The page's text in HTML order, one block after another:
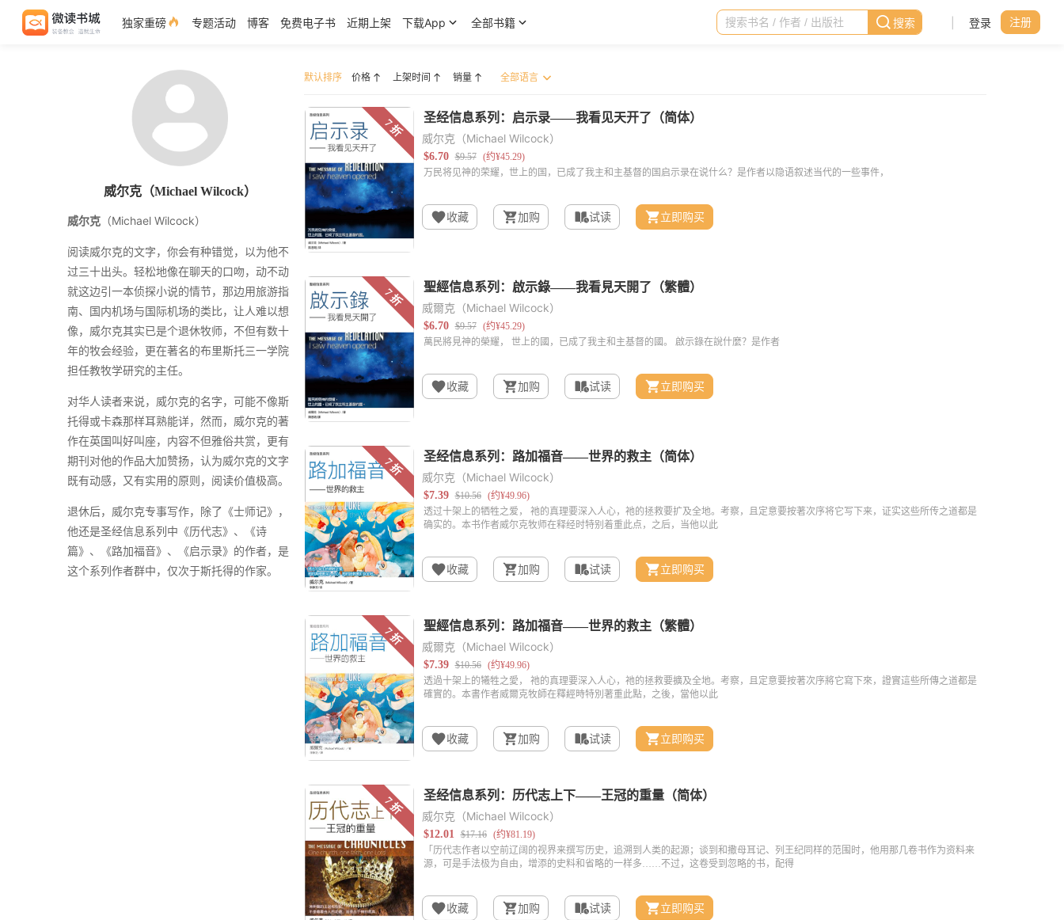
独家重磅 专题活动 博客 免费电子书 近期上架 下载App 全部书籍 登录 注册
威尔克（Michael Wilcock）
威尔克（Michael Wilcock）
阅读威尔克的文字，你会有种错觉，以为他不
过三十出头。轻松地像在聊天的口吻，动不动
就这边引一本侦探小说的情节，那边用旅游指
南、国内机场与国际机场的类比，让人难以想
像，威尔克其实已是个退休牧师，不但有数十
年的牧会经验，更在著名的布里斯托三一学院
担任教牧学研究的主任。
对华人读者来说，威尔克的名字，可能不像斯
托得或卡森那样耳熟能详，然而，威尔克的著
作在英国叫好叫座，内容不但雅俗共赏，更有
期刊对他的作品大加赞扬，认为威尔克的文字
既有动感，又有实用的原则，阅读价值极高。
退休后，威尔克专事写作，除了《士师记》，
他还是圣经信息系列中《历代志》、《诗
篇》、《路加福音》、《启示录》的作者，是
这个系列作者群中，仅次于斯托得的作家。
默认排序 价格 上架时间 销量
威尔克（Michael Wilcock）
收藏 加购 试读 立即购买
威爾克（Michael Wilcock）
收藏 加购 试读 立即购买
威尔克（Michael Wilcock）
收藏 加购 试读 立即购买
威爾克（Michael Wilcock）
收藏 加购 试读 立即购买
威尔克（Michael Wilcock）
收藏 加购 试读 立即购买